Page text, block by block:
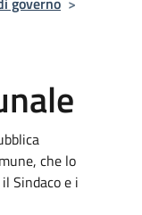
che lo
Sindaco e i